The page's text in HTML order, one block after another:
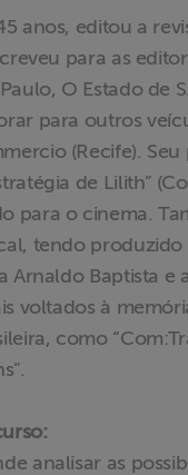
anos, editou a
para as
O Estado de
para outros
(Recife). Seu
de Lilith”
para o cinema.
tendo produzido
Arnaldo Baptista e
voltados à
como
analisar as